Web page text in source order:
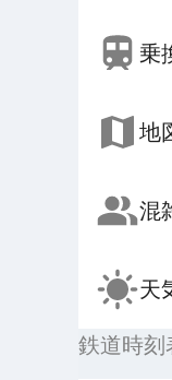
乗
地
混
天
鉄道時刻